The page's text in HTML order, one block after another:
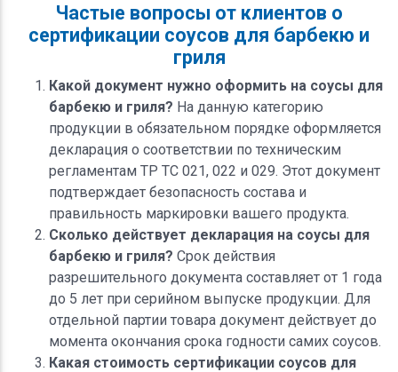
Частые вопросы от клиентов о
сертификации соусов для барбекю и
гриля
Какой документ нужно оформить на соусы для
барбекю и гриля? На данную категорию
продукции в обязательном порядке оформляется
декларация о соответствии по техническим
регламентам ТР ТС 021, 022 и 029. Этот документ
подтверждает безопасность состава и
правильность маркировки вашего продукта.
Сколько действует декларация на соусы для
барбекю и гриля? Срок действия
разрешительного документа составляет от 1 года
до 5 лет при серийном выпуске продукции. Для
отдельной партии товара документ действует до
момента окончания срока годности самих соусов.
Какая стоимость сертификации соусов для